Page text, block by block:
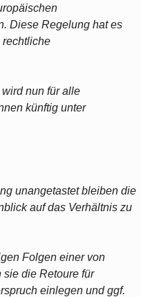
Diese Regelung hat es
rechtliche
nun für alle
künftig unter
unangetastet bleiben die
auf das Verhältnis zu
Folgen einer von
sie die Retoure für
einlegen und ggf.